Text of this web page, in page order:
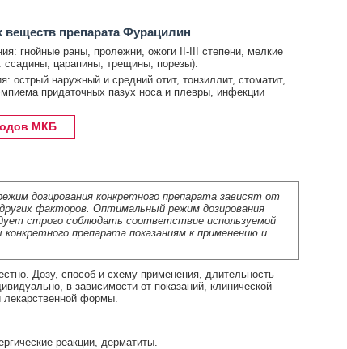
веществ препарата Фурацилин
гнойные раны, пролежни, ожоги II-III степени, мелкие
ссадины, царапины, трещины, порезы).
острый наружный и средний отит, тонзиллит, стоматит,
придаточных пазух носа и плевры, инфекции
МКБ
дозирования конкретного препарата зависят от
факторов. Оптимальный режим дозирования
строго соблюдать соответствие используемой
препарата показаниям к применению и
Дозу, способ и схему применения, длительность
в зависимости от показаний, клинической
лекарственной формы.
реакции, дерматиты.